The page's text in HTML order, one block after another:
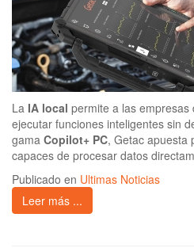
La IA local permite a las empresas
ejecutar funciones inteligentes sin
gama Copilot+ PC, Getac apuesta
capaces de procesar datos
Publicado en Ultimas Noticias
Leer más ...